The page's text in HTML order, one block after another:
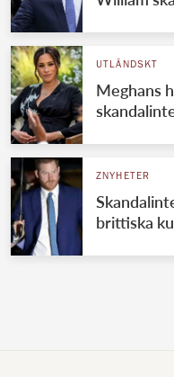
UTLÄNDSKT
Meghans
ZNYHETER
brittiska